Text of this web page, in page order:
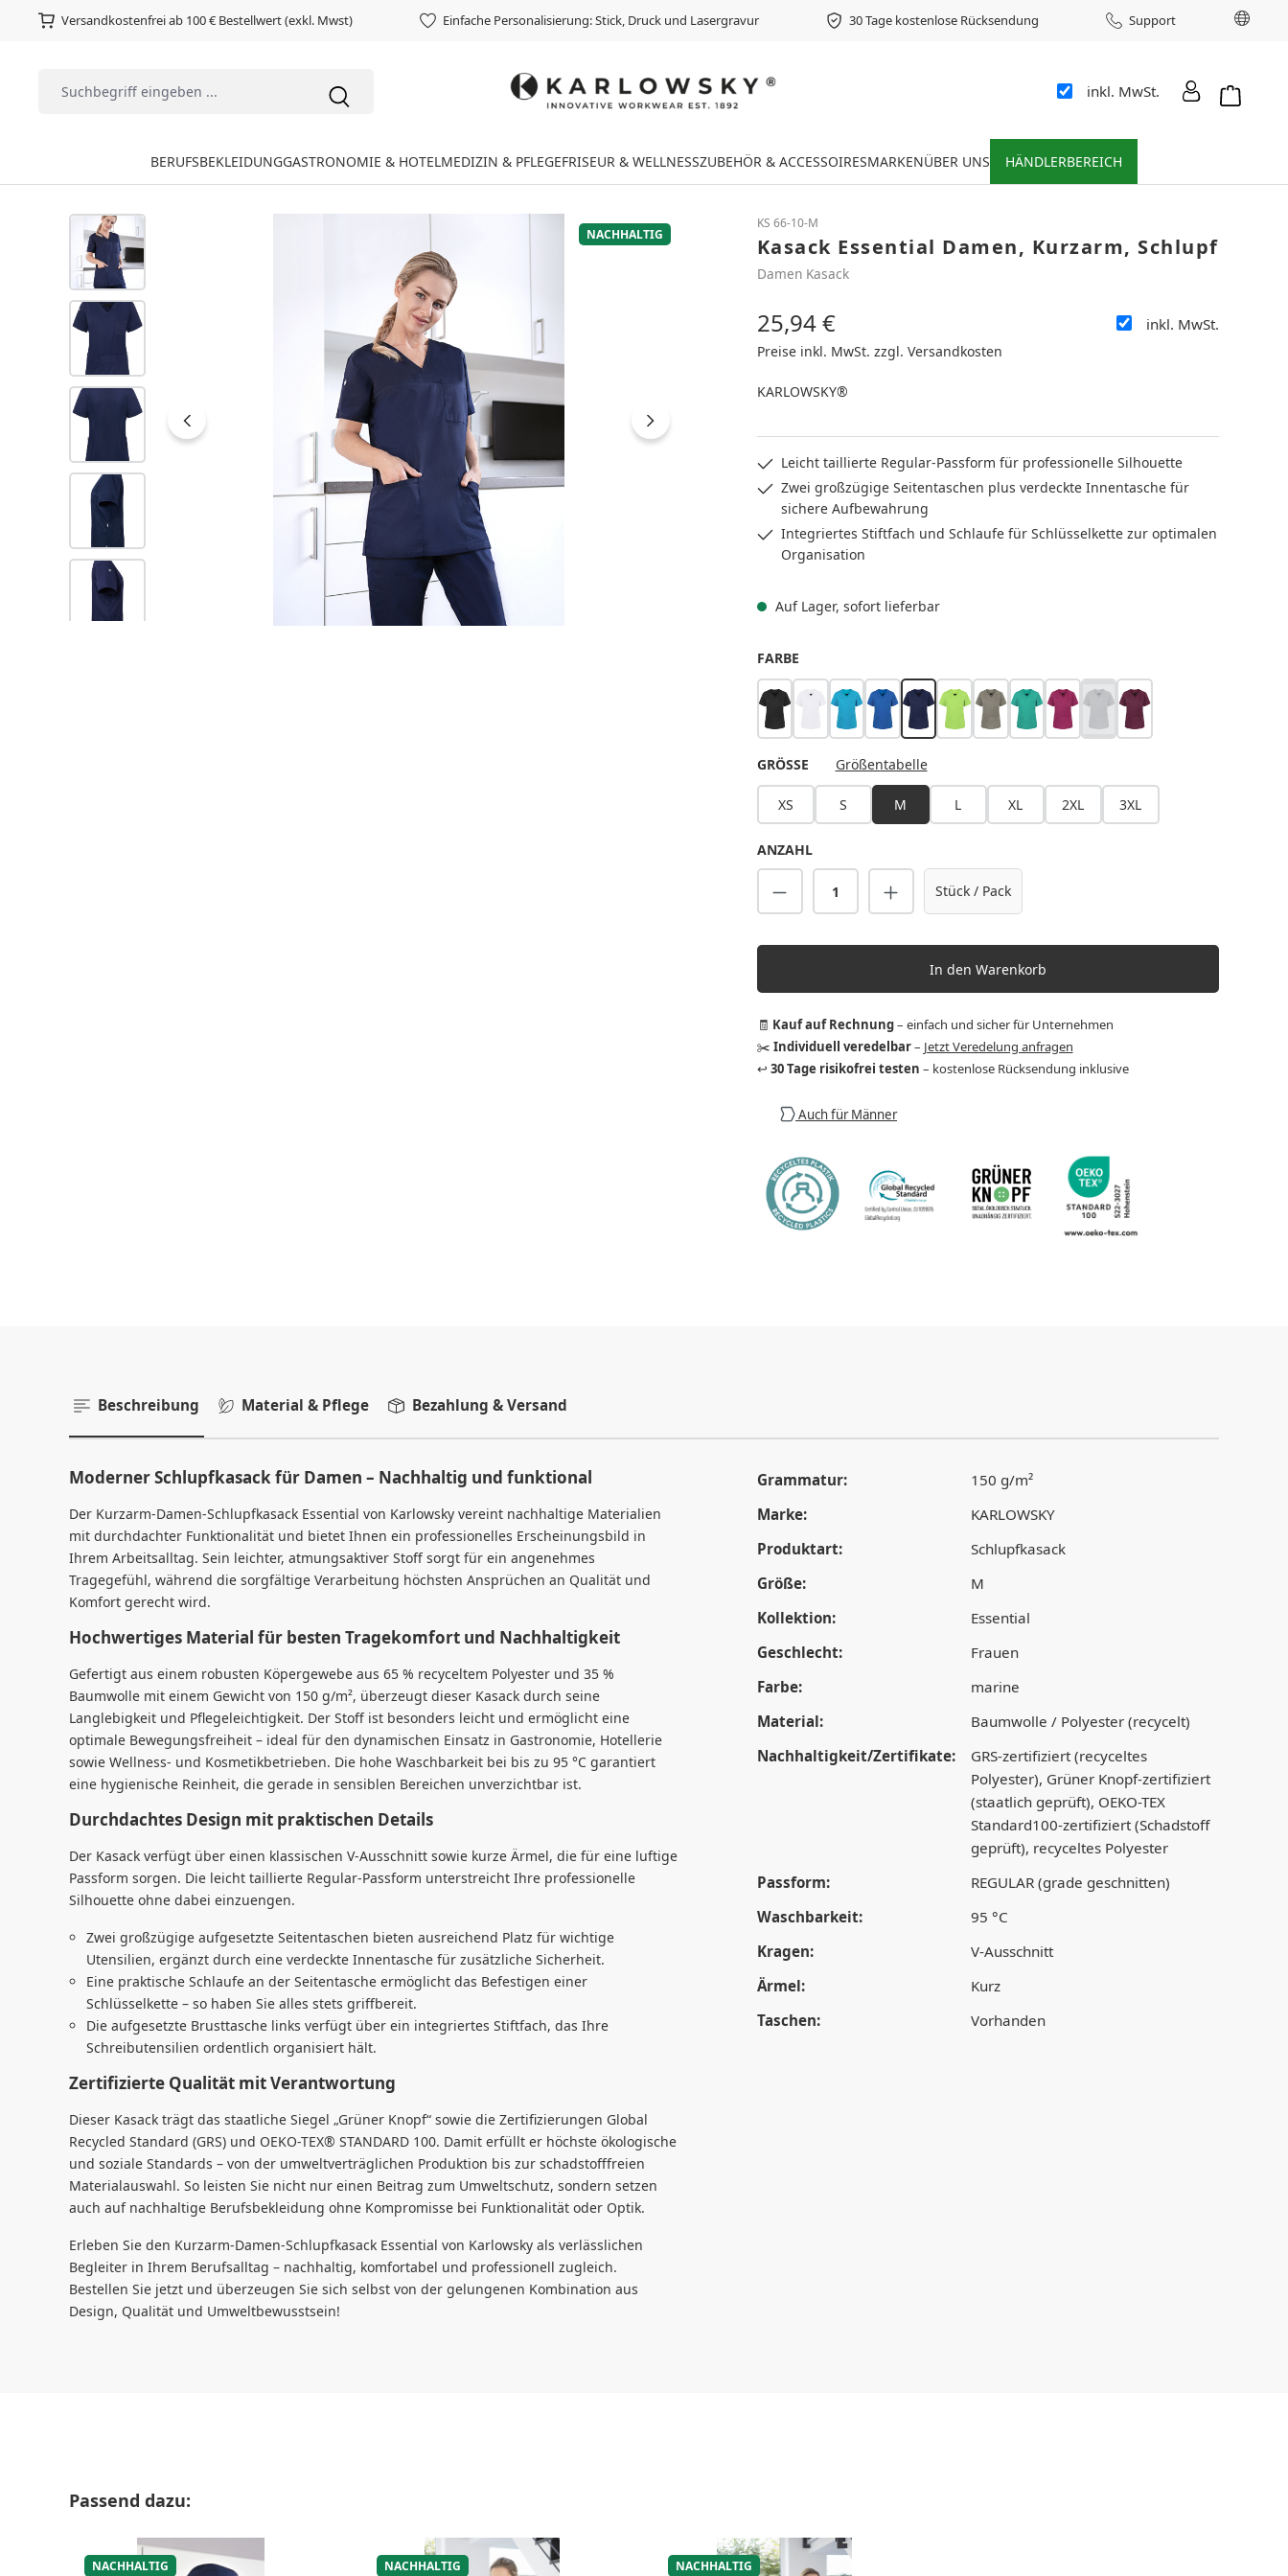
Versandkostenfrei ab 100 € Bestellwert (exkl. Mwst) Einfache Personalisierung: Stick, Druck und Lasergravur 30 Tage kostenlose Rücksendung Support
inkl. MwSt.
BERUFSBEKLEIDUNGGASTRONOMIE & HOTELMEDIZIN & PFLEGEFRISEUR & WELLNESSZUBEHÖR & ACCESSOIRESMARKENÜBER UNS HÄNDLERBEREICH
Bildergalerie überspringen
NACHHALTIG
KS 66-10-M
Kasack Essential Damen, Kurzarm, Schlupf
Damen Kasack
Regulärer Preis:
25,94 € inkl. MwSt.
Preise inkl. MwSt. zzgl. Versandkosten
KARLOWSKY®
Leicht taillierte Regular-Passform für professionelle Silhouette
Zwei großzügige Seitentaschen plus verdeckte Innentasche für
sichere Aufbewahrung
Integriertes Stiftfach und Schlaufe für Schlüsselkette zur optimalen
Organisation
Auf Lager, sofort lieferbar
FARBEAUSWÄHLEN
schwarzweiß pazifikblaukönigsblau
marinekiwi salbei smaragdgrün
fuchsiaplatingrau
(Diese Option ist zurzeit nicht
aubergine
GRÖSSE AUSWÄHLEN
Größentabelle
XS S M L XL 2XL 3XL
ANZAHL
Produkt Anzahl: Gib den gewünschten Wert
Stück / Pack
In den Warenkorb
🧾 Kauf auf Rechnung– einfach und sicher für Unternehmen
✂️ Individuell veredelbar– Jetzt Veredelung anfragen
↩️ 30 Tage risikofrei testen – kostenlose Rücksendung inklusive
Auch für Männer
Beschreibung Material & Pflege Bezahlung & Versand
Moderner Schlupfkasack für Damen – Nachhaltig und funktional
Der Kurzarm-Damen-Schlupfkasack Essential von Karlowsky vereint nachhaltige Materialien
mit durchdachter Funktionalität und bietet Ihnen ein professionelles Erscheinungsbild in
Ihrem Arbeitsalltag. Sein leichter, atmungsaktiver Stoff sorgt für ein angenehmes
Tragegefühl, während die sorgfältige Verarbeitung höchsten Ansprüchen an Qualität und
Komfort gerecht wird.
Hochwertiges Material für besten Tragekomfort und Nachhaltigkeit
Gefertigt aus einem robusten Köpergewebe aus 65 % recyceltem Polyester und 35 %
Baumwolle mit einem Gewicht von 150 g/m², überzeugt dieser Kasack durch seine
Langlebigkeit und Pflegeleichtigkeit. Der Stoff ist besonders leicht und ermöglicht eine
optimale Bewegungsfreiheit – ideal für den dynamischen Einsatz in Gastronomie, Hotellerie
sowie Wellness- und Kosmetikbetrieben. Die hohe Waschbarkeit bei bis zu 95 °C garantiert
eine hygienische Reinheit, die gerade in sensiblen Bereichen unverzichtbar ist.
Durchdachtes Design mit praktischen Details
Der Kasack verfügt über einen klassischen V-Ausschnitt sowie kurze Ärmel, die für eine luftige
Passform sorgen. Die leicht taillierte Regular-Passform unterstreicht Ihre professionelle
Silhouette ohne dabei einzuengen.
Zwei großzügige aufgesetzte Seitentaschen bieten ausreichend Platz für wichtige
Utensilien, ergänzt durch eine verdeckte Innentasche für zusätzliche Sicherheit.
Eine praktische Schlaufe an der Seitentasche ermöglicht das Befestigen einer
Schlüsselkette – so haben Sie alles stets griffbereit.
Die aufgesetzte Brusttasche links verfügt über ein integriertes Stiftfach, das Ihre
Schreibutensilien ordentlich organisiert hält.
Zertifizierte Qualität mit Verantwortung
Dieser Kasack trägt das staatliche Siegel „Grüner Knopf“ sowie die Zertifizierungen Global
Recycled Standard (GRS) und OEKO-TEX® STANDARD 100. Damit erfüllt er höchste ökologische
und soziale Standards – von der umweltverträglichen Produktion bis zur schadstofffreien
Materialauswahl. So leisten Sie nicht nur einen Beitrag zum Umweltschutz, sondern setzen
auch auf nachhaltige Berufsbekleidung ohne Kompromisse bei Funktionalität oder Optik.
Erleben Sie den Kurzarm-Damen-Schlupfkasack Essential von Karlowsky als verlässlichen
Begleiter in Ihrem Berufsalltag – nachhaltig, komfortabel und professionell zugleich.
Bestellen Sie jetzt und überzeugen Sie sich selbst von der gelungenen Kombination aus
Design, Qualität und Umweltbewusstsein!
Grammatur:
150 g/m²
Marke:
KARLOWSKY
Produktart:
Schlupfkasack
Größe:
M
Kollektion:
Essential
Geschlecht:
Frauen
Farbe:
marine
Material:
Baumwolle / Polyester (recycelt)
Nachhaltigkeit/Zertifikate:
GRS-zertifiziert (recyceltes
Polyester), Grüner Knopf-zertifiziert
(staatlich geprüft), OEKO-TEX
Standard100-zertifiziert (Schadstoff
geprüft), recyceltes Polyester
Passform:
REGULAR (grade geschnitten)
Waschbarkeit:
95 °C
Kragen:
V-Ausschnitt
Ärmel:
Kurz
Taschen:
Vorhanden
Produktgalerie überspringen
Passend dazu:
NACHHALTIG NACHHALTIG NACHHALTIG